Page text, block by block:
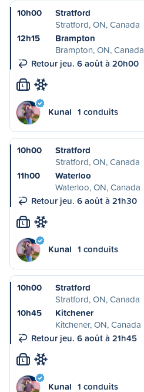
10h00
Stratford
Stratford, ON, Canada
12h15
Brampton
Brampton, ON, Canada
Retour jeu. 6 août à 20h00
L
Kunal 1 conduits
10h00
Stratford
Stratford, ON, Canada
11h00
Waterloo
Waterloo, ON, Canada
Retour jeu. 6 août à 21h30
L
Kunal 1 conduits
10h00
Stratford
Stratford, ON, Canada
10h45
Kitchener
Kitchener, ON, Canada
Retour jeu. 6 août à 21h45
L
Kunal 1 conduits